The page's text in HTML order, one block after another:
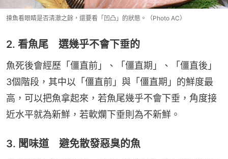
揀魚看眼睛是否清澈之餘，還要看「凹凸」的狀態。（Photo AC）
2. 看魚尾 選幾乎不會下垂的
魚死後會經歷「僵直前」、「僵直期」、「僵直後」
3個階段，其中以「僵直前」與「僵直期」的鮮度最
高，可以把魚拿起來，若魚尾幾乎不會下垂，角度接
近水平就為新鮮，若軟爛下垂則為不新鮮。
3. 聞味道 避免散發惡臭的魚